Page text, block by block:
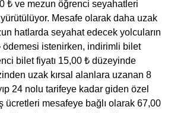
₺ ve mezun öğrenci seyahatleri
Mesafe olarak daha uzak
hatlarda seyahat edecek yolcuların
ödemesi istenirken, indirimli bilet
bilet fiyatı 15,00 ₺ düzeyinde
uzak kırsal alanlara uzanan 8
24 nolu tarifeye kadar giden özel
ücretleri mesafeye bağlı olarak 67,00